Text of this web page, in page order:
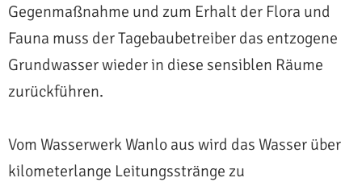
Gegenmaßnahme und zum Erhalt der Flora und
Fauna muss der Tagebaubetreiber das entzogene
Grundwasser wieder in diese sensiblen Räume
zurückführen.
Vom Wasserwerk Wanlo aus wird das Wasser über
kilometerlange Leitungsstränge zu